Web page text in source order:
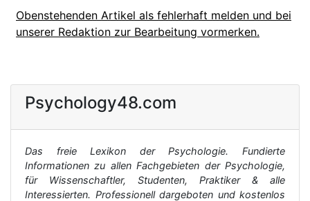
Obenstehenden Artikel als fehlerhaft melden und bei
unserer Redaktion zur Bearbeitung vormerken.
Psychology48.com
Das freie Lexikon der Psychologie. Fundierte
Informationen zu allen Fachgebieten der Psychologie,
für Wissenschaftler, Studenten, Praktiker & alle
Interessierten. Professionell dargeboten und kostenlos